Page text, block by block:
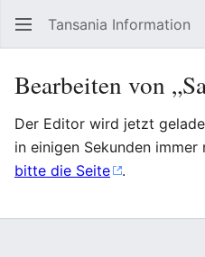
Tansania Information
Bearbeiten von
Der Editor wird jetzt
in einigen Sekunden immer
bitte die Seite
.